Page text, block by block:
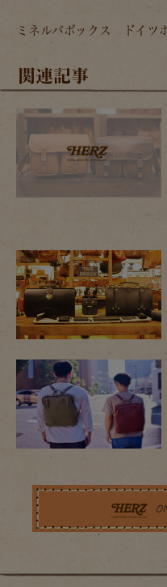
ミネルバボックス ドイツ
関連記事